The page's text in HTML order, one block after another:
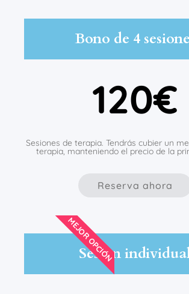
Bono de 4
120€
Sesiones de terapia. Tendrás cubier un
terapia, manteniendo el precio de la
Reserva ahora
MEJOR OPCIÓN
Sesión